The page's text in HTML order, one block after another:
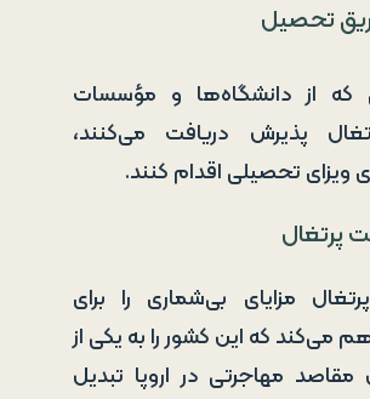
تحصیل
که از دانشگاه‌ها و مؤسسات
پذیرش دریافت می‌کنند،
ویزای تحصیلی اقدام کنند.
پرتغال
مزایای بی‌شماری را برای
می‌کند که این کشور را به یکی از
مهاجرتی در اروپا تبدیل